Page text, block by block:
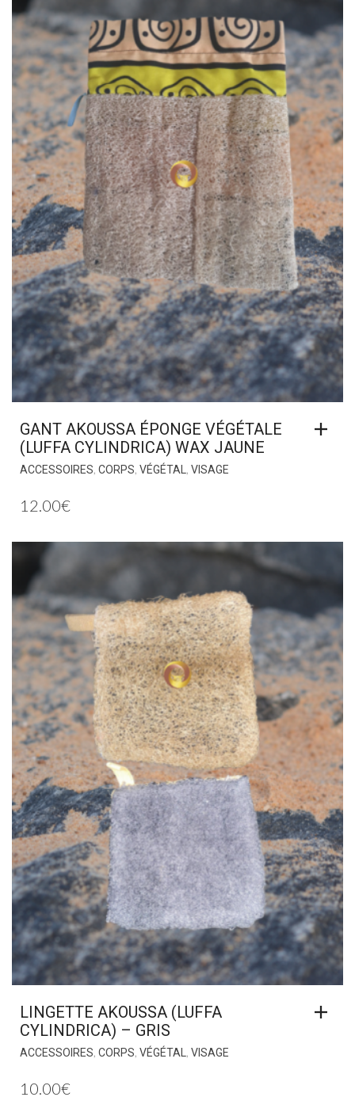
GANT AKOUSSA ÉPONGE VÉGÉTALE
(LUFFA CYLINDRICA) WAX JAUNE
ACCESSOIRES, CORPS, VÉGÉTAL, VISAGE
12.00€
LINGETTE AKOUSSA (LUFFA
CYLINDRICA) – GRIS
ACCESSOIRES, CORPS, VÉGÉTAL , VISAGE
10.00€